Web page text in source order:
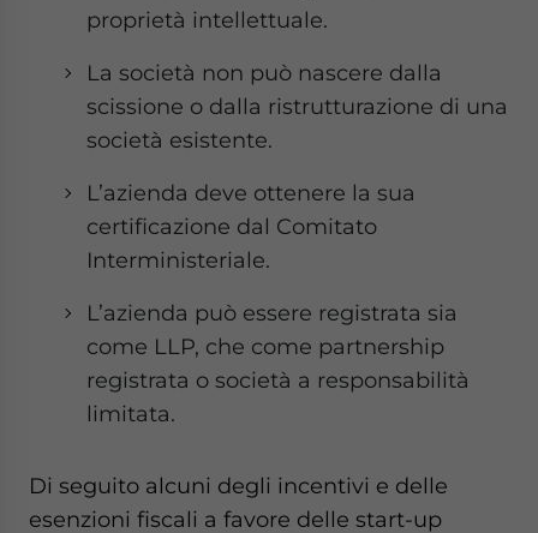
proprietà intellettuale.
La società non può nascere dalla
scissione o dalla ristrutturazione di una
società esistente.
L’azienda deve ottenere la sua
certificazione dal Comitato
Interministeriale.
L’azienda può essere registrata sia
come LLP, che come partnership
registrata o società a responsabilità
limitata.
Di seguito alcuni degli incentivi e delle
esenzioni fiscali a favore delle start-up